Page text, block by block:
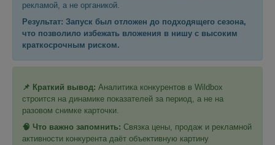
рекламой, а не органикой.
Результат: Запуск был отложен до подходящего сезона,
что позволило избежать вложения в нишу с высоким
краткосрочным риском.
📌 Краткий вывод: Аналитика конкурентов в Wildbox
строится на динамике показателей за период, а не на
разовом снимке карточки.
🧠 Что важно запомнить: Связка цены, продаж и рекламной
активности конкурента даёт объективную картину